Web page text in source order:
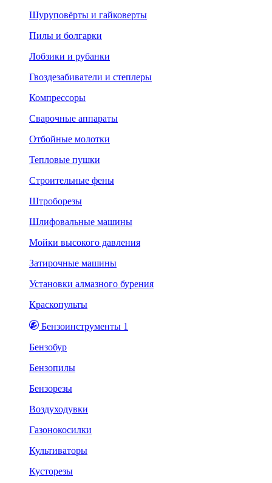
Шуруповёрты и гайковерты
Пилы и болгарки
Лобзики и рубанки
Гвоздезабиватели и степлеры
Компрессоры
Сварочные аппараты
Отбойные молотки
Тепловые пушки
Строительные фены
Штроборезы
Шлифовальные машины
Мойки высокого давления
Затирочные машины
Установки алмазного бурения
Краскопульты
Бензоинструменты 1
Бензобур
Бензопилы
Бензорезы
Воздуходувки
Газонокосилки
Культиваторы
Кусторезы